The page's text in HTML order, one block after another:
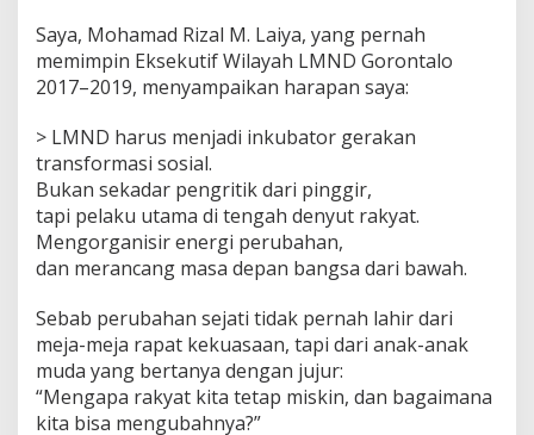
Saya, Mohamad Rizal M. Laiya, yang pernah
memimpin Eksekutif Wilayah LMND Gorontalo
2017–2019, menyampaikan harapan saya:
> LMND harus menjadi inkubator gerakan
transformasi sosial.
Bukan sekadar pengritik dari pinggir,
tapi pelaku utama di tengah denyut rakyat.
Mengorganisir energi perubahan,
dan merancang masa depan bangsa dari bawah.
Sebab perubahan sejati tidak pernah lahir dari
meja-meja rapat kekuasaan, tapi dari anak-anak
muda yang bertanya dengan jujur:
“Mengapa rakyat kita tetap miskin, dan bagaimana
kita bisa mengubahnya?”